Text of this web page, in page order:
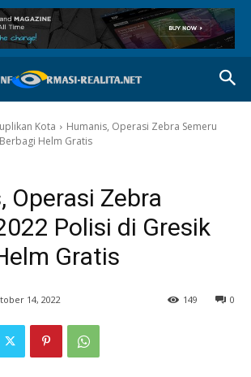
Kota
Humanis, Operasi Zebra Semeru
Helm Gratis
Operasi Zebra
Polisi di Gresik
Gratis
14, 2022 0
149